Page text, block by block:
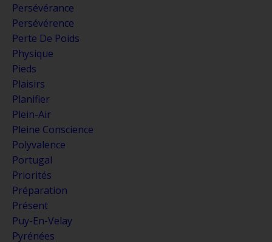
Persévérance
Persévérence
Perte De Poids
Physique
Pieds
Plaisirs
Planifier
Plein-Air
Pleine Conscience
Polyvalence
Portugal
Priorités
Préparation
Présent
Puy-En-Velay
Pyrénées